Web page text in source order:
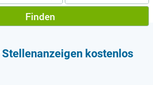
Finden
kostenlos